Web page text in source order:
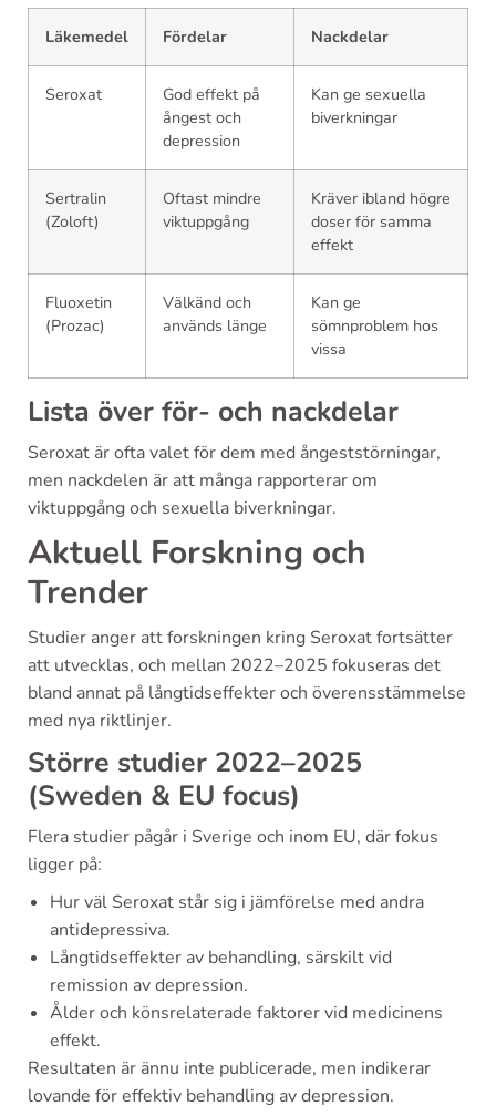
Läkemedel Fördelar Nackdelar
Seroxat
God effekt på
ångest och
depression
Kan ge sexuella
biverkningar
Sertralin
(Zoloft)
Oftast mindre
viktuppgång
Kräver ibland högre
doser för samma
effekt
Fluoxetin
(Prozac)
Välkänd och
används länge
Kan ge
sömnproblem hos
vissa
Lista över för- och nackdelar
Seroxat är ofta valet för dem med ångeststörningar,
men nackdelen är att många rapporterar om
viktuppgång och sexuella biverkningar.
Aktuell Forskning och
Trender
Studier anger att forskningen kring Seroxat fortsätter
att utvecklas, och mellan 2022–2025 fokuseras det
bland annat på långtidseffekter och överensstämmelse
med nya riktlinjer.
Större studier 2022–2025
(Sweden & EU focus)
Flera studier pågår i Sverige och inom EU, där fokus
ligger på:
Hur väl Seroxat står sig i jämförelse med andra
antidepressiva.
Långtidseffekter av behandling, särskilt vid
remission av depression.
Ålder och könsrelaterade faktorer vid medicinens
effekt.
Resultaten är ännu inte publicerade, men indikerar
lovande för effektiv behandling av depression.